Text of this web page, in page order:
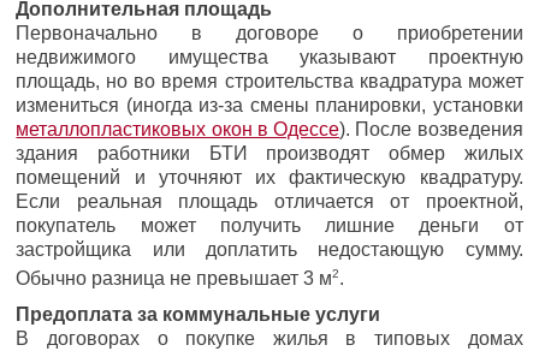
Дополнительная площадь
Первоначально в договоре о приобретении
недвижимого имущества указывают проектную
площадь, но во время строительства квадратура может
измениться (иногда из-за смены планировки, установки
металлопластиковых окон в Одессе). После возведения
здания работники БТИ производят обмер жилых
помещений и уточняют их фактическую квадратуру.
Если реальная площадь отличается от проектной,
покупатель может получить лишние деньги от
застройщика или доплатить недостающую сумму.
Обычно разница не превышает 3 м2.
Предоплата за коммунальные услуги
В договорах о покупке жилья в типовых домах